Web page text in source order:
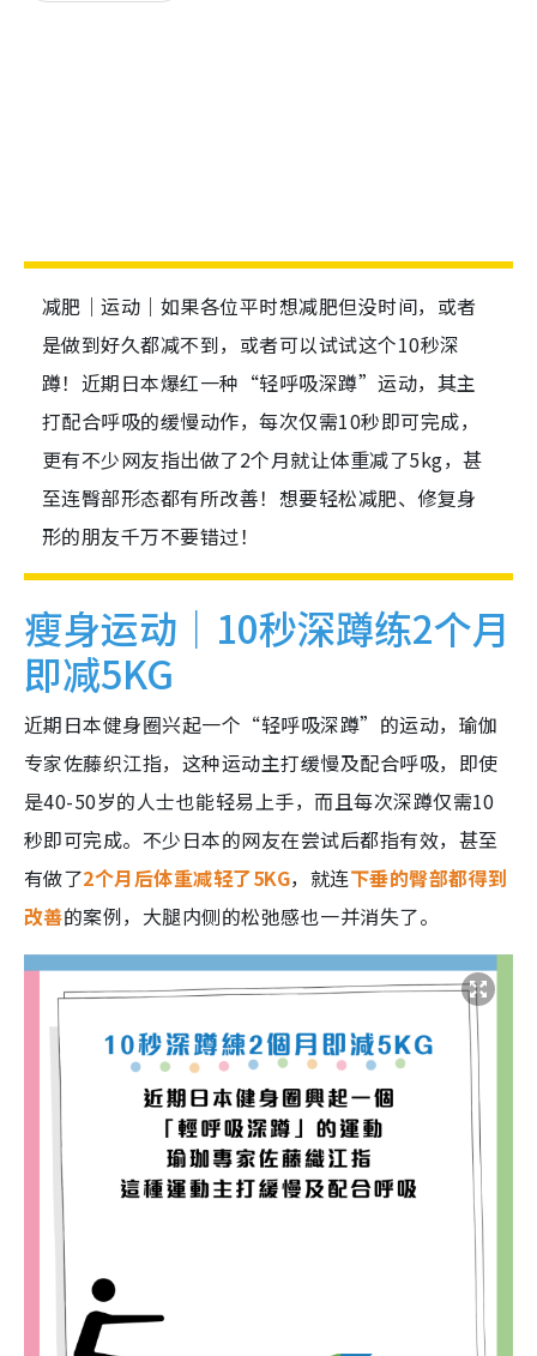
减肥｜运动｜如果各位平时想减肥但没时间，或者
是做到好久都减不到，或者可以试试这个10秒深
蹲！近期日本爆红一种“轻呼吸深蹲”运动，其主
打配合呼吸的缓慢动作，每次仅需10秒即可完成，
更有不少网友指出做了2个月就让体重减了5kg，甚
至连臀部形态都有所改善！想要轻松减肥、修复身
形的朋友千万不要错过！
瘦身运动｜10秒深蹲练2个月
即减5KG
近期日本健身圈兴起一个“轻呼吸深蹲”的运动，瑜伽
专家佐藤织江指，这种运动主打缓慢及配合呼吸，即使
是40-50岁的人士也能轻易上手，而且每次深蹲仅需10
秒即可完成。不少日本的网友在尝试后都指有效，甚至
有做了2个月后体重减轻了5KG，就连下垂的臀部都得到
改善的案例，大腿内侧的松弛感也一并消失了。